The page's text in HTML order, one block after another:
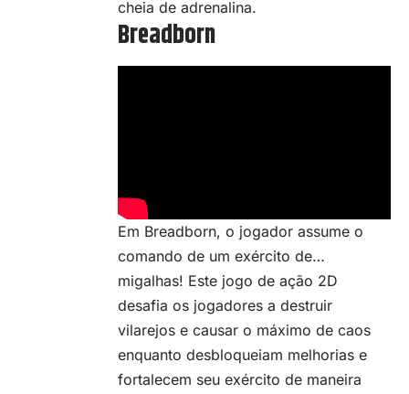
cheia de adrenalina.
Breadborn
Em Breadborn, o jogador assume o
comando de um exército de…
migalhas! Este jogo de ação 2D
desafia os jogadores a destruir
vilarejos e causar o máximo de caos
enquanto desbloqueiam melhorias e
fortalecem seu exército de maneira